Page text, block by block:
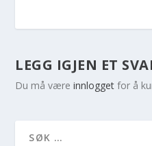
LEGG IGJEN ET
Du må væreinnlogget for å